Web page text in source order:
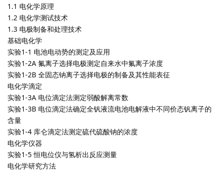
1.1 电化学原理
1.2 电化学测试技术
1.3 电极制备和处理技术
基础电化学
实验1-1 电池电动势的测定及应用
实验1-2A 氟离子选择电极测定自来水中氟离子浓度
实验1-2B 全固态钠离子选择电极的制备及其性能表征
电化学滴定
实验1-3A 电位滴定法测定弱酸解离常数
实验1-3B 电位滴定法确定全钒液流电池电解液中不同价态钒离子的
含量
实验1-4 库仑滴定法测定硫代硫酸钠的浓度
电化学仪器
实验1-5 恒电位仪与氢析出反应测量
电化学研究方法